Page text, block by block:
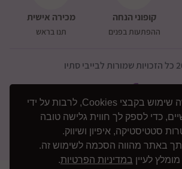
אתר זה עושה שימוש בקבצי Cookies, לרבות על ידי
כדי לספק לך חווית גלישה טובה
סטטיסטיקה, איפיון ושיווק.
באתר מהווה הסכמה לשימוש זה.
לעיין במדיניות הפרטיות.
קופוני הנחה
ההפתעות בפנים
מכירה אישית
תנו בראש